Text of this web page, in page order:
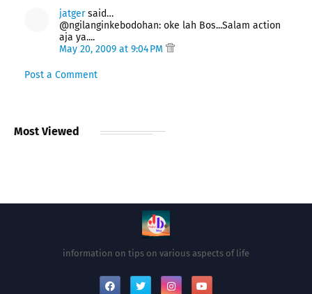
jatgersaid…
@ngilanginkebodohan: oke lah Bos...Salam action
aja ya....
May 20, 2009 at 9:04 PM
Post a Comment
Most Viewed
information on tips on various aspects of life